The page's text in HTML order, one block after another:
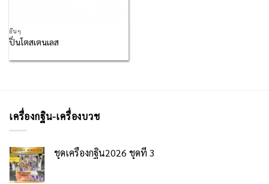
อื่นๆ
ปิ่นโตสเตนเลส
เครื่องกฐิน-เครื่องบวช
ชุดเครื่องกฐิน2026 ชุดที่ 3